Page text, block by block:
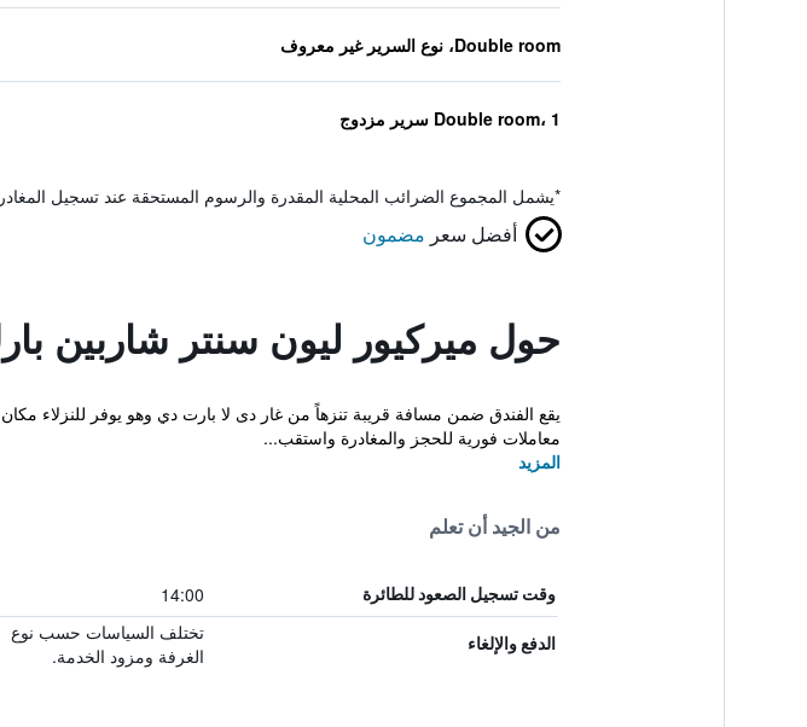
Double room، نوع السرير غير معروف
Double room، 1 سرير مزدوج
*يشمل المجموع الضرائب المحلية المقدرة والرسوم المستحقة عند تسجيل
أفضل سعر مضمون
حول ميركيور ليون سنتر شاربين
يقع الفندق ضمن مسافة قريبة تنزهاً من غار دى لا بارت دي وهو يوفر للنزلاء
معاملات فورية للحجز والمغادرة واستقب...
المزيد
من الجيد أن تعلم
وقت تسجيل الصعود للطائرة 14:00
الدفع والإلغاء
تختلف السياسات حسب نوع
الغرفة ومزود الخدمة.